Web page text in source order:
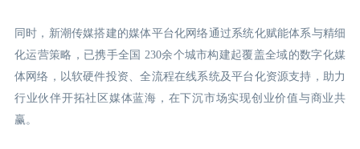
同时，新潮传媒搭建的媒体平台化网络通过系统化赋能体系与精细
化运营策略，已携手全国 230余个城市构建起覆盖全域的数字化媒
体网络，以软硬件投资、全流程在线系统及平台化资源支持，助力
行业伙伴开拓社区媒体蓝海，在下沉市场实现创业价值与商业共
赢。